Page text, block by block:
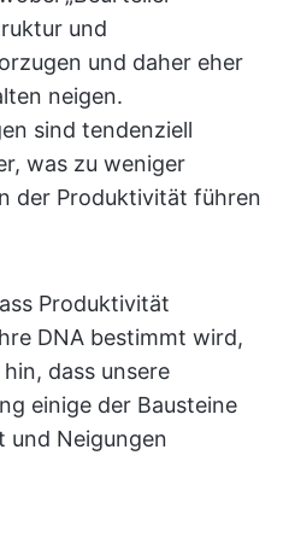
und
und daher eher
neigen.
sind tendenziell
was zu weniger
der Produktivität führen
Produktivität
DNA bestimmt wird,
dass unsere
einige der Bausteine
und Neigungen